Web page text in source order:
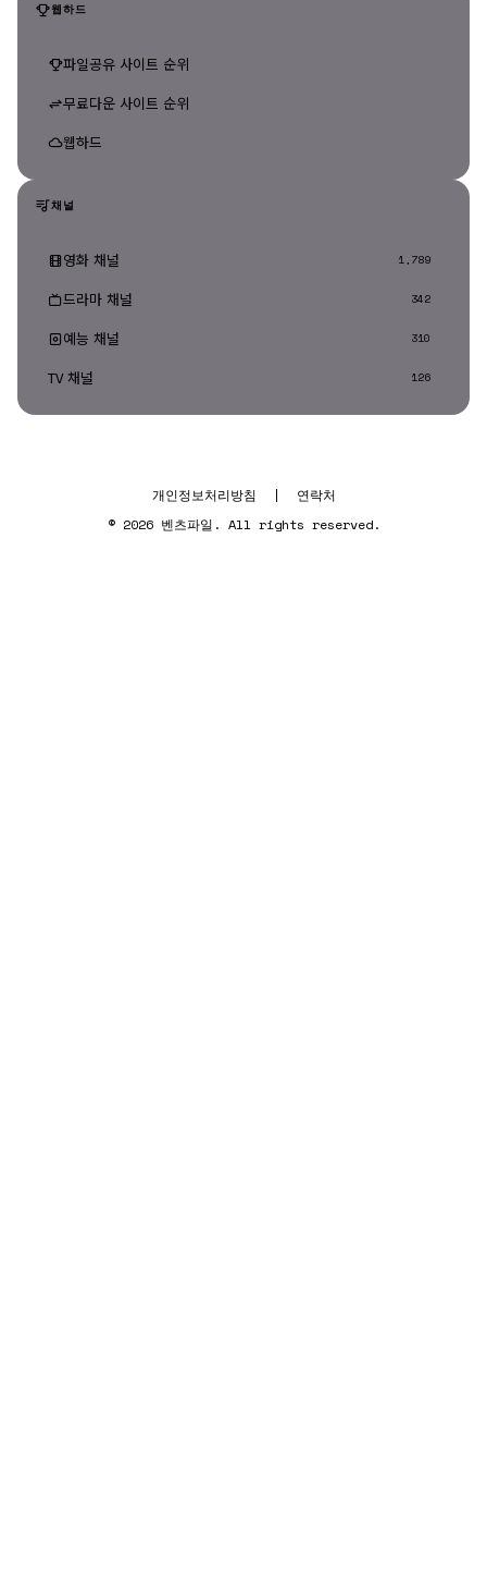
웹하드
파일공유 사이트 순위
무료다운 사이트 순위
웹하드
채널
영화 채널 1,789
드라마 채널 342
예능 채널 310
TV 채널 126
개인정보처리방침 |
연락처
© 2026 벤츠파일. All rights reserved.